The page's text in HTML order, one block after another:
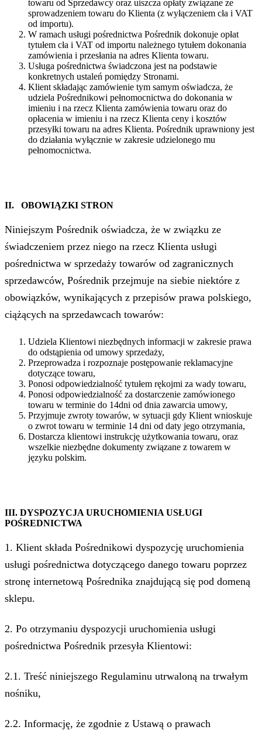
towaru od Sprzedawcy oraz uiszcza opłaty związane ze
sprowadzeniem towaru do Klienta (z wyłączeniem cła i VAT
od importu).
W ramach usługi pośrednictwa Pośrednik dokonuje opłat
tytułem cła i VAT od importu należnego tytułem dokonania
zamówienia i przesłania na adres Klienta towaru.
Usługa pośrednictwa świadczona jest na podstawie
konkretnych ustaleń pomiędzy Stronami.
Klient składając zamówienie tym samym oświadcza, że
udziela Pośrednikowi pełnomocnictwa do dokonania w
imieniu i na rzecz Klienta zamówienia towaru oraz do
opłacenia w imieniu i na rzecz Klienta ceny i kosztów
przesyłki towaru na adres Klienta. Pośrednik uprawniony jest
do działania wyłącznie w zakresie udzielonego mu
pełnomocnictwa.
II. OBOWIĄZKI STRON
Niniejszym Pośrednik oświadcza, że w związku ze
świadczeniem przez niego na rzecz Klienta usługi
pośrednictwa w sprzedaży towarów od zagranicznych
sprzedawców, Pośrednik przejmuje na siebie niektóre z
obowiązków, wynikających z przepisów prawa polskiego,
ciążących na sprzedawcach towarów:
Udziela Klientowi niezbędnych informacji w zakresie prawa
do odstąpienia od umowy sprzedaży,
Przeprowadza i rozpoznaje postępowanie reklamacyjne
dotyczące towaru,
Ponosi odpowiedzialność tytułem rękojmi za wady towaru,
Ponosi odpowiedzialność za dostarczenie zamówionego
towaru w terminie do 14dni od dnia zawarcia umowy,
Przyjmuje zwroty towarów, w sytuacji gdy Klient wnioskuje
o zwrot towaru w terminie 14 dni od daty jego otrzymania,
Dostarcza klientowi instrukcję użytkowania towaru, oraz
wszelkie niezbędne dokumenty związane z towarem w
języku polskim.
III. DYSPOZYCJA URUCHOMIENIA USŁUGI
POŚREDNICTWA
1. Klient składa Pośrednikowi dyspozycję uruchomienia
usługi pośrednictwa dotyczącego danego towaru poprzez
stronę internetową Pośrednika znajdującą się pod domeną
sklepu.
2. Po otrzymaniu dyspozycji uruchomienia usługi
pośrednictwa Pośrednik przesyła Klientowi:
2.1. Treść niniejszego Regulaminu utrwaloną na trwałym
nośniku,
2.2. Informację, że zgodnie z Ustawą o prawach